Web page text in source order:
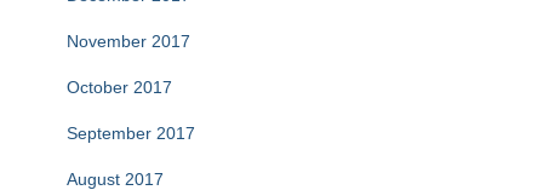
November 2017
October 2017
September 2017
August 2017